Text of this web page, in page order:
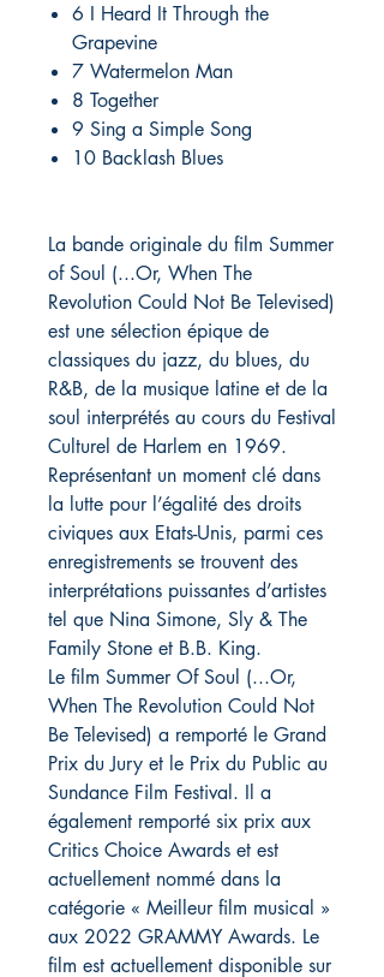
6 I Heard It Through the
Grapevine
7 Watermelon Man
8 Together
9 Sing a Simple Song
10 Backlash Blues
La bande originale du film Summer
of Soul (...Or, When The
Revolution Could Not Be Televised)
est une sélection épique de
classiques du jazz, du blues, du
R&B, de la musique latine et de la
soul interprétés au cours du Festival
Culturel de Harlem en 1969.
Représentant un moment clé dans
la lutte pour l’égalité des droits
civiques aux Etats-Unis, parmi ces
enregistrements se trouvent des
interprétations puissantes d’artistes
tel que Nina Simone, Sly & The
Family Stone et B.B. King.
Le film Summer Of Soul (...Or,
When The Revolution Could Not
Be Televised) a remporté le Grand
Prix du Jury et le Prix du Public au
Sundance Film Festival. Il a
également remporté six prix aux
Critics Choice Awards et est
actuellement nommé dans la
catégorie « Meilleur film musical »
aux 2022 GRAMMY Awards. Le
film est actuellement disponible sur